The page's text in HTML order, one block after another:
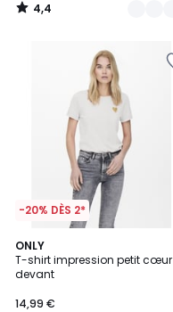
4,4
/
-20% DÈS 2*
ONLY
T-shirt impression petit cœur
devant
14,99 €
4,8
/ 5
5
Couleurs